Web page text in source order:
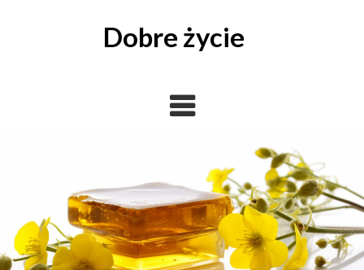
Dobre życie